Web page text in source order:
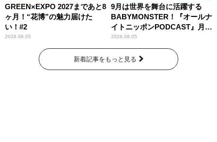
GREEN×EXPO 2027まであと8
ヶ月！“花博”の魅力届けた
い！#2
2026.08.05
9月は世界を舞台に活躍する
BABYMONSTER！『オールナ
イトニッポンPODCAST』月替
わりパーソナリティ
2026.08.05
新着記事をもっと見る